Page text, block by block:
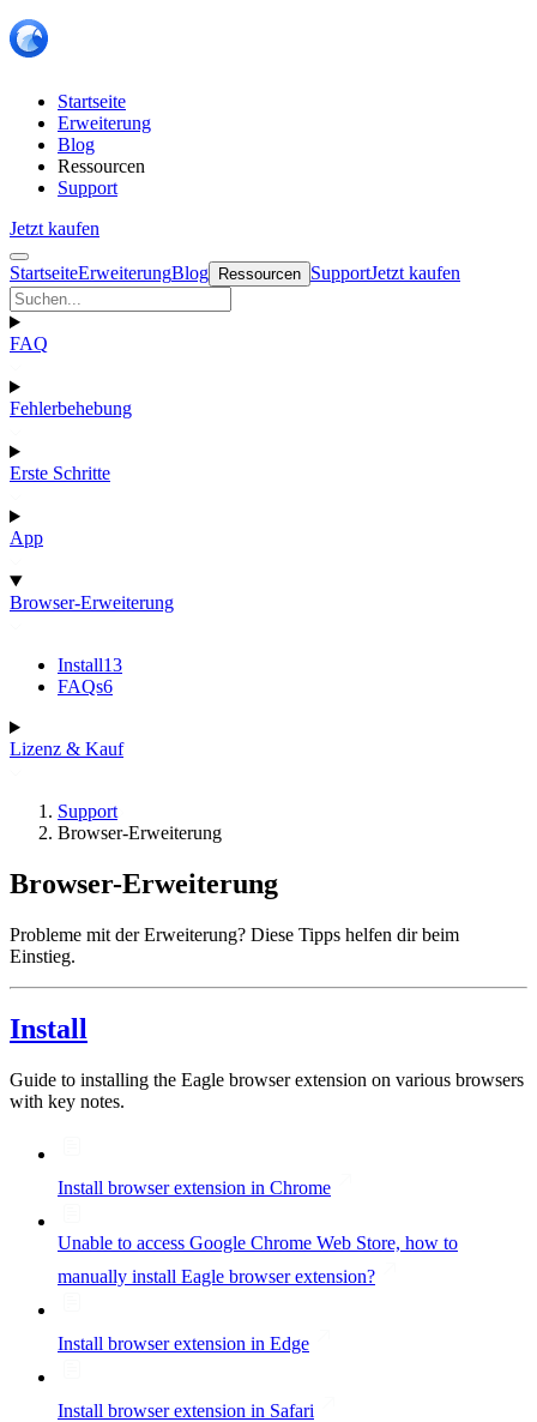
Startseite
Erweiterung
Blog
Ressourcen
Support
Jetzt kaufen
StartseiteErweiterungBlog Ressourcen SupportJetzt kaufen
FAQ
Fehlerbehebung
Erste Schritte
App
Browser-Erweiterung
Install13
FAQs6
Lizenz & Kauf
Support
Browser-Erweiterung
Browser-Erweiterung
Probleme mit der Erweiterung? Diese Tipps helfen dir beim
Einstieg.
Install
Guide to installing the Eagle browser extension on various browsers
with key notes.
Install browser extension in Chrome
Unable to access Google Chrome Web Store, how to
manually install Eagle browser extension?
Install browser extension in Edge
Install browser extension in Safari